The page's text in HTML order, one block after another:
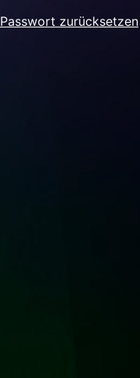
Passwort zurücksetzen